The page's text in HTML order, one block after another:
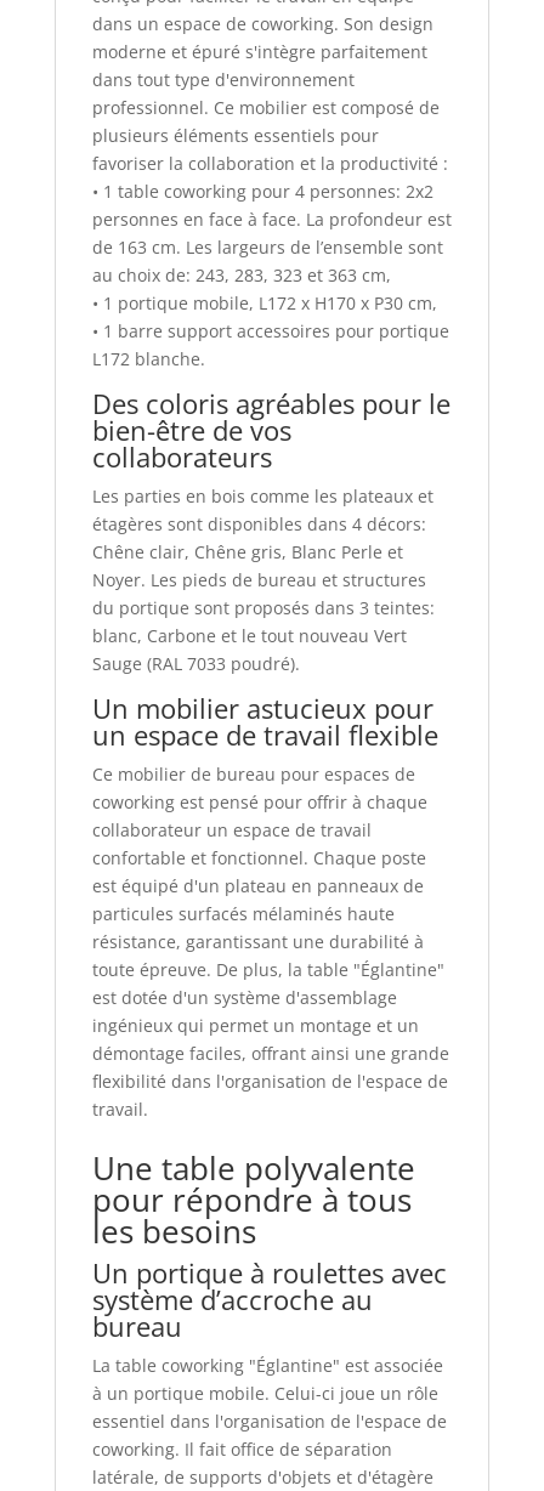
dans un espace de coworking. Son design
moderne et épuré s'intègre parfaitement
dans tout type d'environnement
professionnel. Ce mobilier est composé de
plusieurs éléments essentiels pour
favoriser la collaboration et la productivité :
• 1 table coworking pour 4 personnes: 2x2
personnes en face à face. La profondeur est
de 163 cm. Les largeurs de l’ensemble sont
au choix de: 243, 283, 323 et 363 cm,
• 1 portique mobile, L172 x H170 x P30 cm,
• 1 barre support accessoires pour portique
L172 blanche.
Des coloris agréables pour le
bien-être de vos
collaborateurs
Les parties en bois comme les plateaux et
étagères sont disponibles dans 4 décors:
Chêne clair, Chêne gris, Blanc Perle et
Noyer. Les pieds de bureau et structures
du portique sont proposés dans 3 teintes:
blanc, Carbone et le tout nouveau Vert
Sauge (RAL 7033 poudré).
Un mobilier astucieux pour
un espace de travail flexible
Ce mobilier de bureau pour espaces de
coworking est pensé pour offrir à chaque
collaborateur un espace de travail
confortable et fonctionnel. Chaque poste
est équipé d'un plateau en panneaux de
particules surfacés mélaminés haute
résistance, garantissant une durabilité à
toute épreuve. De plus, la table "Églantine"
est dotée d'un système d'assemblage
ingénieux qui permet un montage et un
démontage faciles, offrant ainsi une grande
flexibilité dans l'organisation de l'espace de
travail.
Une table polyvalente
pour répondre à tous
les besoins
Un portique à roulettes avec
système d’accroche au
bureau
La table coworking "Églantine" est associée
à un portique mobile. Celui-ci joue un rôle
essentiel dans l'organisation de l'espace de
coworking. Il fait office de séparation
latérale, de supports d'objets et d'étagère